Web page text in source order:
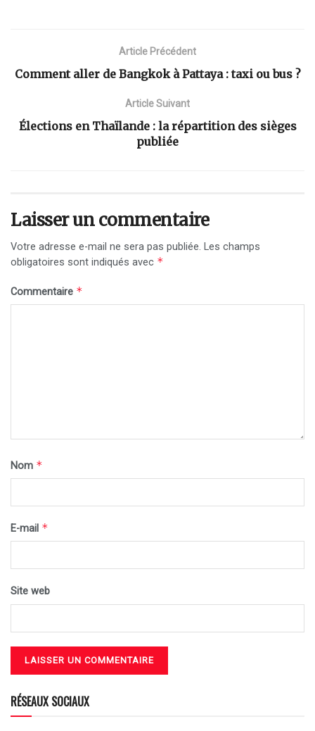
Article Précédent
Comment aller de Bangkok à Pattaya : taxi ou bus ?
Article Suivant
Élections en Thaïlande : la répartition des sièges
publiée
Laisser un commentaire
Votre adresse e-mail ne sera pas publiée. Les champs
obligatoires sont indiqués avec *
Commentaire *
Nom *
E-mail *
Site web
RÉSEAUX SOCIAUX